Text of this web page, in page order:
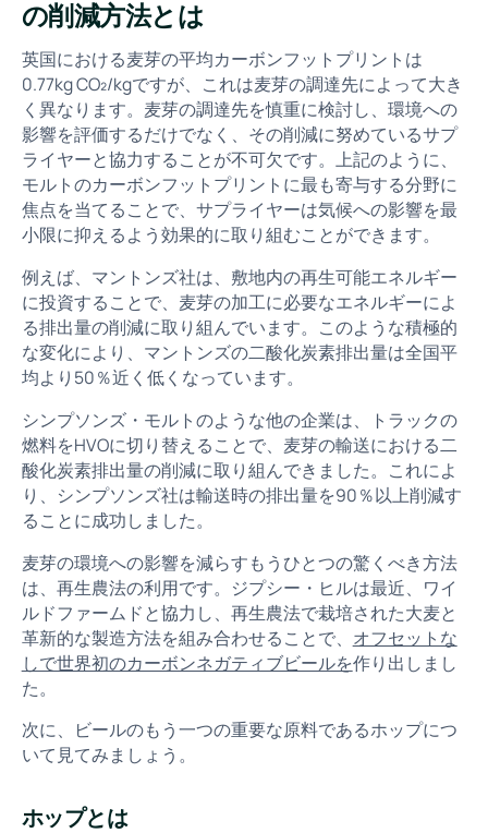
の削減方法とは
英国における麦芽の平均カーボンフットプリントは
0.77kg CO₂/kgですが、これは麦芽の調達先によって大き
く異なります。麦芽の調達先を慎重に検討し、環境への
影響を評価するだけでなく、その削減に努めているサプ
ライヤーと協力することが不可欠です。上記のように、
モルトのカーボンフットプリントに最も寄与する分野に
焦点を当てることで、サプライヤーは気候への影響を最
小限に抑えるよう効果的に取り組むことができます。
例えば、マントンズ社は、敷地内の再生可能エネルギー
に投資することで、麦芽の加工に必要なエネルギーによ
る排出量の削減に取り組んでいます。このような積極的
な変化により、マントンズの二酸化炭素排出量は全国平
均より50％近く低くなっています。
シンプソンズ・モルトのような他の企業は、トラックの
燃料をHVOに切り替えることで、麦芽の輸送における二
酸化炭素排出量の削減に取り組んできました。これによ
り、シンプソンズ社は輸送時の排出量を90％以上削減す
ることに成功しました。
麦芽の環境への影響を減らすもうひとつの驚くべき方法
は、再生農法の利用です。ジプシー・ヒルは最近、ワイ
ルドファームドと協力し、再生農法で栽培された大麦と
革新的な製造方法を組み合わせることで、 オフセットな
しで世界初のカーボンネガティブビールを作り出しまし
た。
次に、ビールのもう一つの重要な原料であるホップにつ
いて見てみましょう。
ホップとは